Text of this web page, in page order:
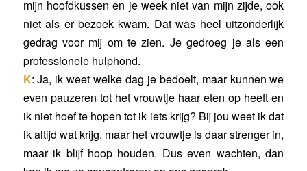
mijn hoofdkussen en je week niet van mijn zijde, ook
niet als er bezoek kwam. Dat was heel uitzonderlijk
gedrag voor mij om te zien. Je gedroeg je als een
professionele hulphond.
K: Ja, ik weet welke dag je bedoelt, maar kunnen we
even pauzeren tot het vrouwtje haar eten op heeft en
ik niet hoef te hopen tot ik iets krijg? Bij jou weet ik dat
ik altijd wat krijg, maar het vrouwtje is daar strenger in,
maar ik blijf hoop houden. Dus even wachten, dan